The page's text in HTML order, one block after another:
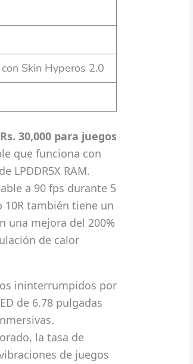
Skin Hyperos 2.0
30,000 para juegos
que funciona con
LPDDR5X RAM.
a 90 fps durante 5
10R también tiene un
una mejora del 200%
de calor
ininterrumpidos por
de 6.78 pulgadas
la tasa de
de juegos